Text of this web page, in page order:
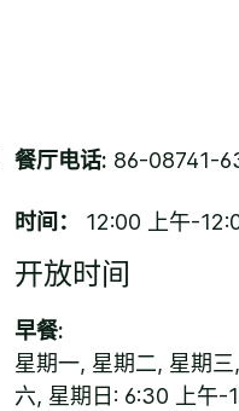
餐厅电话: 86-08741-
时间： 12:00 上午-
开放时间
早餐:
星期一, 星期二, 星期
六, 星期日: 6:30 上午-